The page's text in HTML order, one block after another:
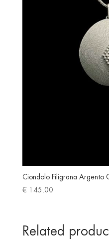
Ciondolo Filigrana Argento
€ 145.00
Related